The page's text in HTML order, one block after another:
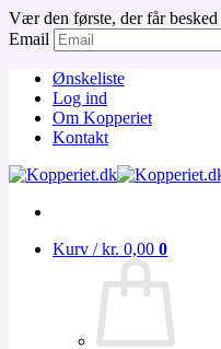
Vær den første, der får besked
Email
indhold
Ønskeliste
Log ind
Om Kopperiet
Kontakt
Kurv /kr. 0,00 0